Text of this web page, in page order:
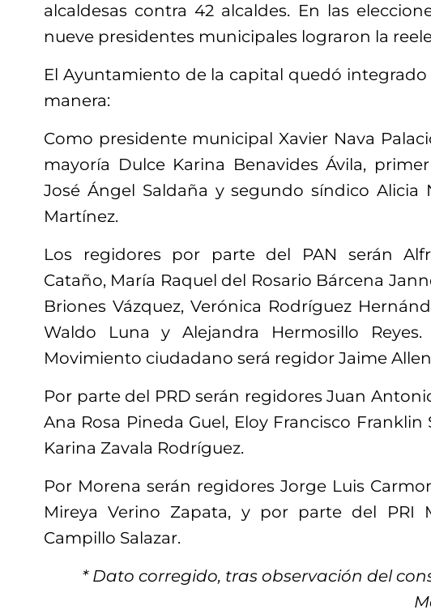
alcaldesas contra 42 alcaldes. En las
nueve presidentes municipales lograron la
El Ayuntamiento de la capital quedó
manera:
Como presidente municipal Xavier Nava
mayoría Dulce Karina Benavides Ávila,
José Ángel Saldaña y segundo síndico Alicia
Martínez.
Los regidores por parte del PAN serán
Cataño, María Raquel del Rosario Bárcena
Briones Vázquez, Verónica Rodríguez
Waldo Luna y Alejandra Hermosillo
Movimiento ciudadano será regidor Jaime
Por parte del PRD serán regidores Juan
Ana Rosa Pineda Guel, Eloy Francisco Franklin
Karina Zavala Rodríguez.
Por Morena serán regidores Jorge Luis
Mireya Verino Zapata, y por parte del PRI
Campillo Salazar.
* Dato corregido, tras observación del